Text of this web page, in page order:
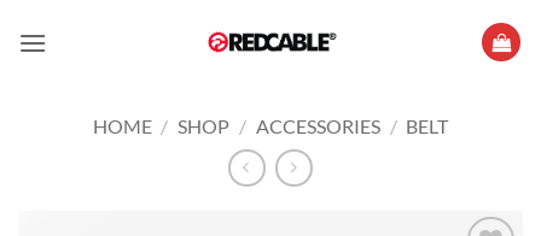
HOME / SHOP / ACCESSORIES / BELT